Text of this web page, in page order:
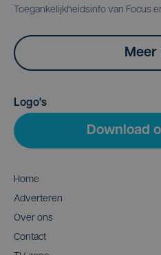
Toegankelijkheidsinfo van Focus
Meer
Logo's
Download
Home
Adverteren
Over ons
Contact